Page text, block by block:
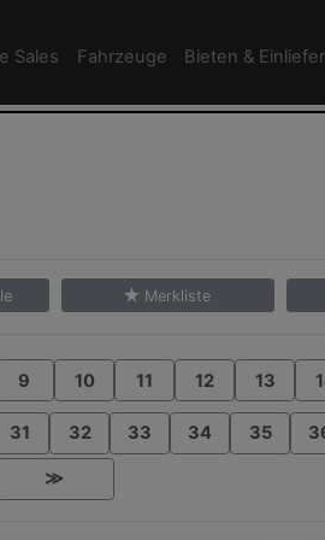
Sales Fahrzeuge Bieten &
Merkliste
9 10 11 12 13
31 32 33 34 35
≫